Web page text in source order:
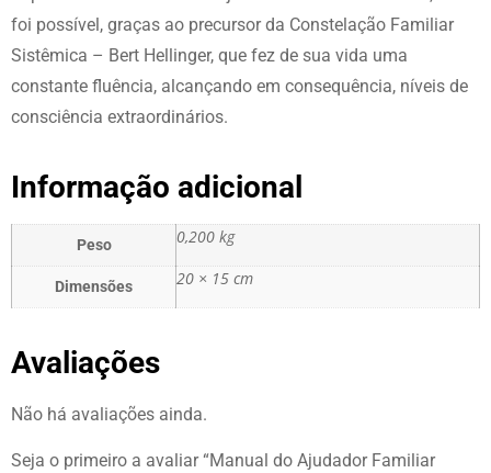
foi possível, graças ao precursor da Constelação Familiar
Sistêmica – Bert Hellinger, que fez de sua vida uma
constante fluência, alcançando em consequência, níveis de
consciência extraordinários.
Informação adicional
Peso 0,200 kg
Dimensões 20 × 15 cm
Avaliações
Não há avaliações ainda.
Seja o primeiro a avaliar “Manual do Ajudador Familiar